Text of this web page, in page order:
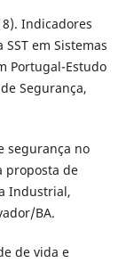
Indicadores
em Sistemas
Portugal-Estudo
Segurança,
segurança no
proposta de
Industrial,
BA.
de vida e